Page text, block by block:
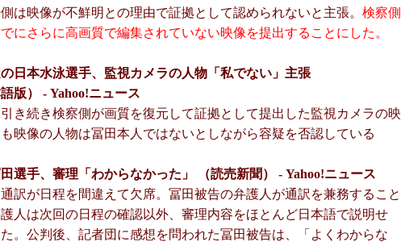
は映像が不鮮明との理由で証拠として認められないと主張。 検察側
にさらに高画質で編集されていない映像を提出することにした。
日本水泳選手、監視カメラの人物「私でない」主張
版） - Yahoo!ニュース
き続き検察側が画質を復元して証拠として提出した監視カメラの映
映像の人物は冨田本人ではないとしながら容疑を否認している
選手、審理「わからなかった」 （読売新聞） - Yahoo!ニュース
訳が日程を間違えて欠席。冨田被告の弁護人が通訳を兼務すること
人は次回の日程の確認以外、審理内容をほとんど日本語で説明せ
。公判後、記者団に感想を問われた冨田被告は、「よくわからな